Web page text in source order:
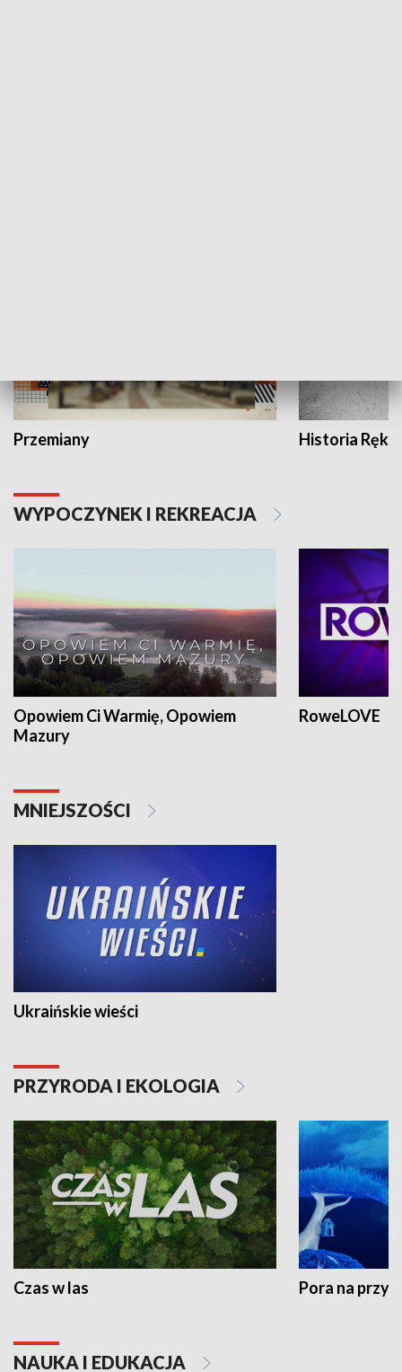
Przemiany Historia Ręką
WYPOCZYNEK I REKREACJA
Opowiem Ci Warmię, Opowiem
Mazury
RoweLOVE
MNIEJSZOŚCI
Ukraińskie wieści
PRZYRODA I EKOLOGIA
Czas w las Pora na
NAUKA I EDUKACJA